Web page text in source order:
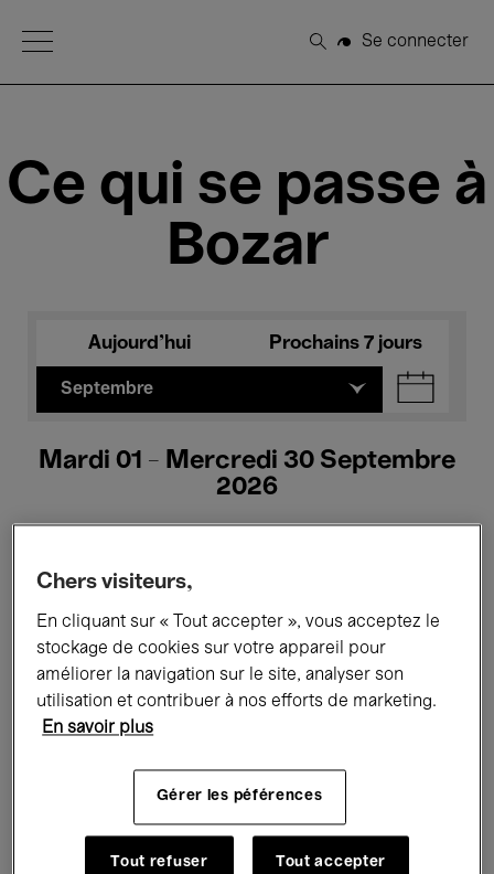
Open Menu
Rechercher
Se connecter
Ce qui se passe à
Bozar
Aujourd'hui Prochains 7 jours
Septembre
Mardi 01 - Mercredi 30 Septembre
2026
Tous les événements Concerts
Expositions Films Performances
Rencontres & Débats
Musique classique Global Music
Musique électronique
Chers visiteurs,
En cliquant sur « Tout accepter », vous acceptez le
stockage de cookies sur votre appareil pour
améliorer la navigation sur le site, analyser son
utilisation et contribuer à nos efforts de marketing.
En savoir plus
Gérer les péférences
Tout refuser Tout accepter